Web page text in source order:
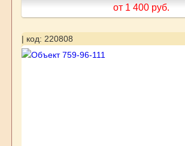
от 1 400 руб.
| код: 220808